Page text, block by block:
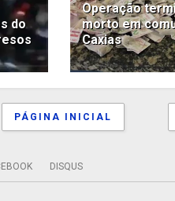
do
Operação
morto em
Caxias
PÁGINA INICIAL
DISQUS